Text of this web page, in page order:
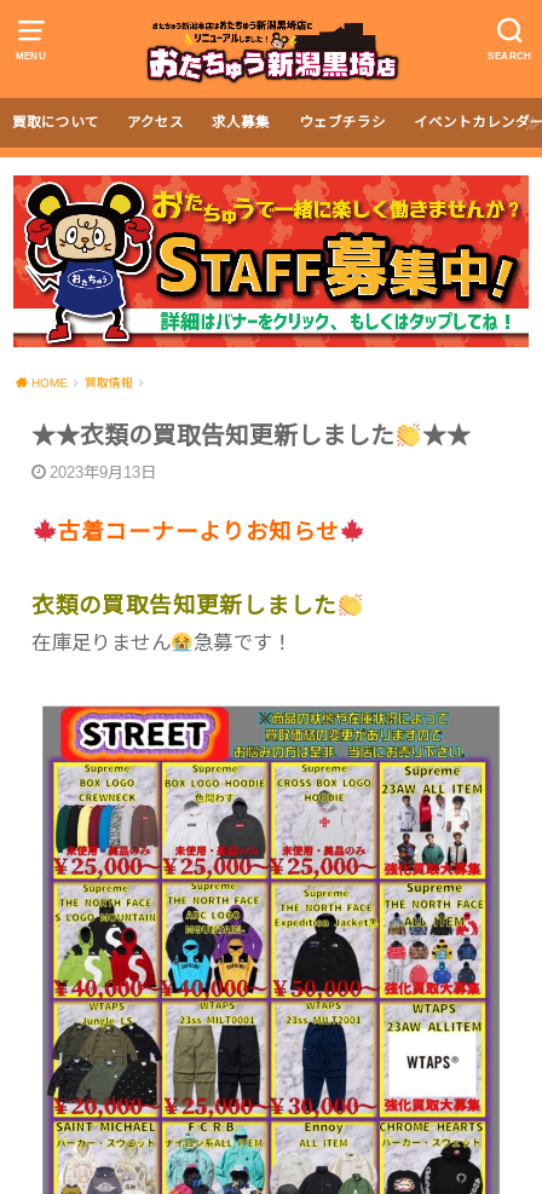
MENU SEARCH
買取について アクセス 求人募集 ウェブチラシ イベントカレンダ
HOME 買取情報
★★衣類の買取告知更新しました ★★
2023年9月13日
古着コーナーよりお知らせ
衣類の買取告知更新しました
在庫足りません 急募です！